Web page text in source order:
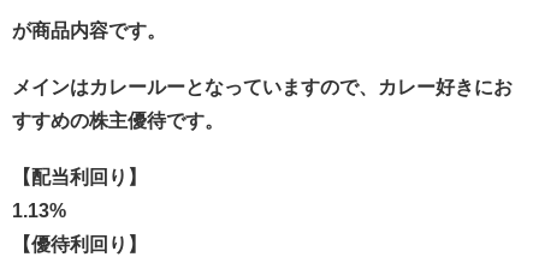
が商品内容です。
メインはカレールーとなっていますので、カレー好きにお
すすめの株主優待です。
【配当利回り】
1.13%
【優待利回り】